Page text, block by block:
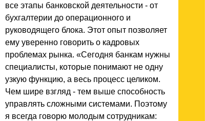
все этапы банковской деятельности - от
бухгалтерии до операционного и
руководящего блока. Этот опыт позволяет
ему уверенно говорить о кадровых
проблемах рынка. «Сегодня банкам нужны
специалисты, которые понимают не одну
узкую функцию, а весь процесс целиком.
Чем шире взгляд - тем выше способность
управлять сложными системами. Поэтому
я всегда говорю молодым сотрудникам: